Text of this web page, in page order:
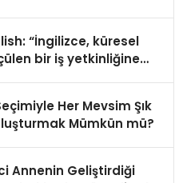
“İngilizce, küresel
bir iş yetkinliğine
Her Mevsim Şık
Mümkün mü?
Annenin Geliştirdiği